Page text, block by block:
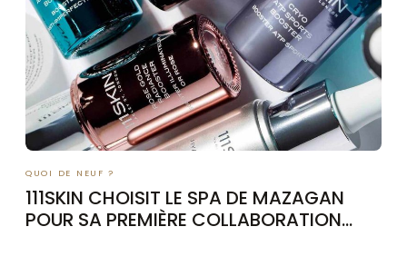
QUOI DE NEUF ?
111SKIN CHOISIT LE SPA DE MAZAGAN
POUR SA PREMIÈRE COLLABORATION